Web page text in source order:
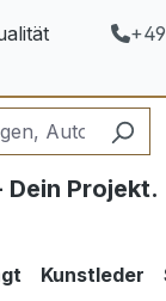
Projekt.
Kunstleder